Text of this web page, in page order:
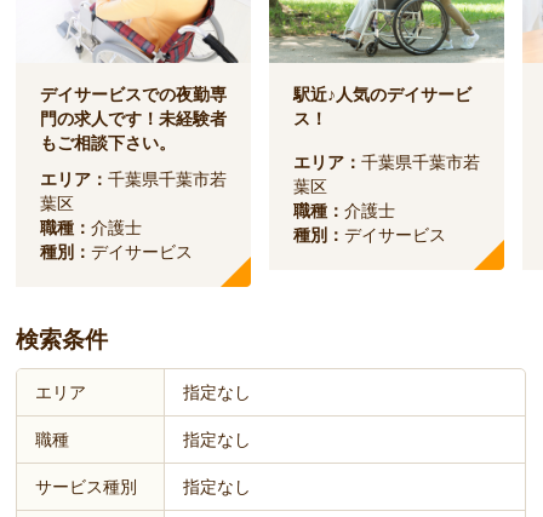
デイサービスでの夜勤専
門の求人です！未経験者
もご相談下さい。
エリア：千葉県千葉市若
葉区
職種：介護士
種別：デイサービス
駅近♪人気のデイサービ
ス！
エリア：千葉県千葉市若
葉区
職種：介護士
種別：デイサービス
検索条件
エリア 指定なし
職種 指定なし
サービス種別 指定なし